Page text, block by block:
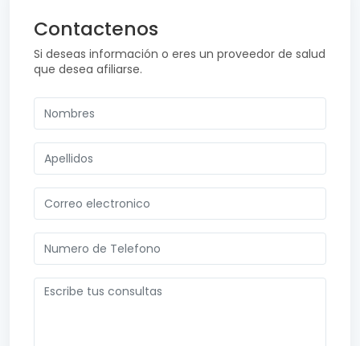
Contactenos
Si deseas información o eres un proveedor de salud
que desea afiliarse.